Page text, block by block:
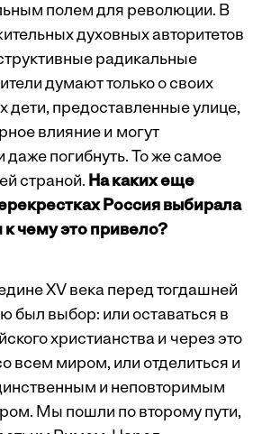
полем для революции. В
духовных авторитетов
радикальные
думают только о своих
дети, предоставленные улице,
влияние и могут
даже погибнуть. То же самое
страной. На каких еще
Россия выбирала
к чему это привело?
XV века перед тогдашней
был выбор: или оставаться в
христианства и через это
всем миром, или отделиться и
и неповторимым
Мы пошли по второму пути,